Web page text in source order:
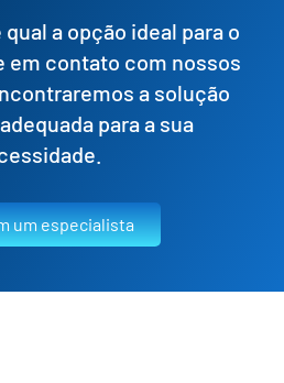
a opção ideal para o
em contato com nossos
a solução
para a sua
um especialista